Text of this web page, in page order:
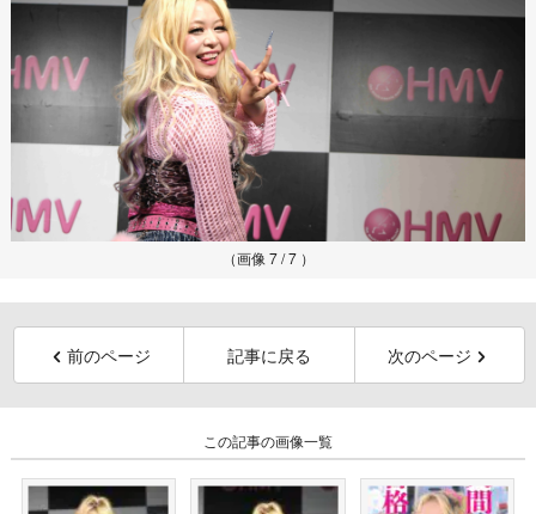
（画像 7 / 7 ）
前のページ 記事に戻る 次のページ
この記事の画像一覧